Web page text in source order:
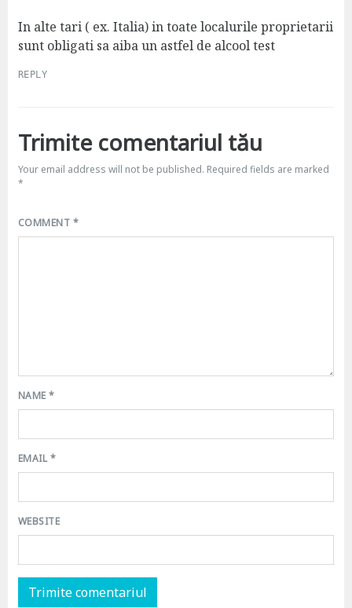
s
:
In alte tari ( ex. Italia) in toate localurile proprietarii
sunt obligati sa aiba un astfel de alcool test
REPLY
Trimite comentariul tău
Your email address will not be published. Required fields are marked
*
COMMENT *
NAME*
EMAIL*
WEBSITE